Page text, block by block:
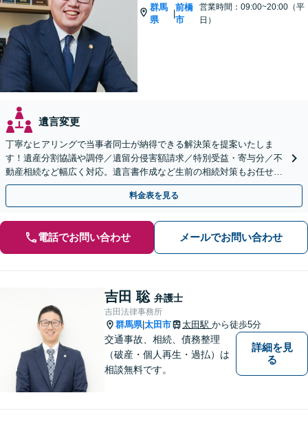
群馬
県
|
前橋
市
営業時間：09:00~20:00（平
日）
遺言変更
丁寧なヒアリングで当事者同士が納得できる解決策を提案いたしま
す！遺産分割協議や調停／遺留分侵害額請求／特別受益・寄与分／不
動産相続など幅広く対応。遺言書作成など生前の相続対策もお任せく
ださい。【初回面談無料】【群馬総社駅・車15分】
料金表を見る
電話でお問い合わせ メールでお問い合わせ
吉田 聡 弁護士
吉田法律事務所
群馬県|太田市 太田駅 から徒歩5分
交通事故、相続、債務整理
（破産・個人再生・過払）は
相談無料です。
詳細を見
る